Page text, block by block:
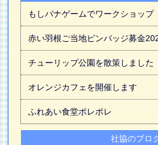
もしバナゲームでワークショップ
赤い羽根ご当地ピンバッジ募金
チューリップ公園を散策しました
オレンジカフェを開催します
ふれあい食堂ポレポレ
社協のブロ